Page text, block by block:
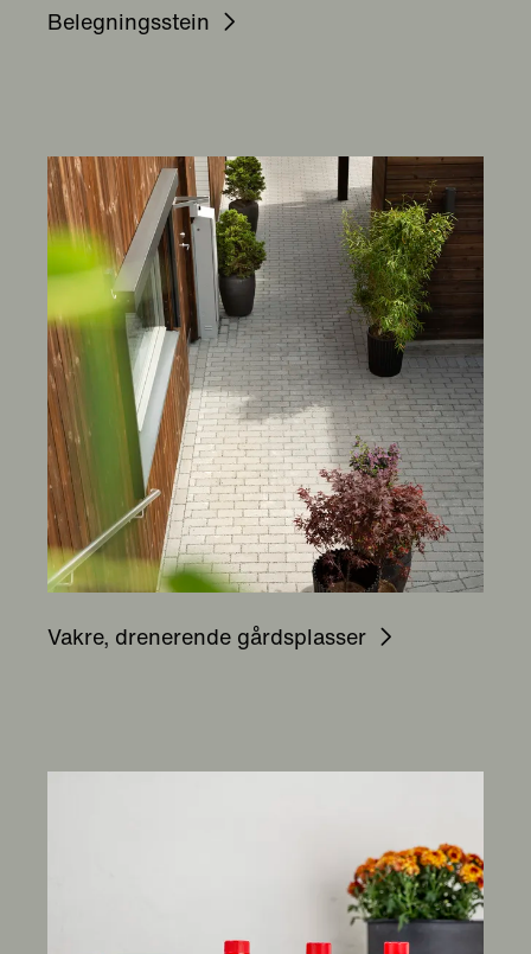
Belegningsstein
Vakre, drenerende gårdsplasser